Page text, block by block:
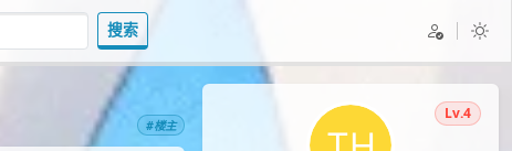
搜索
#楼主
Lv.4